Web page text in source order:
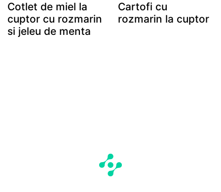
Cotlet de miel la
cuptor cu rozmarin
si jeleu de menta
Cartofi cu
rozmarin la cuptor